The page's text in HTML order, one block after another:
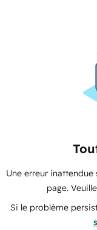
Une erreur
page.
Si le problème